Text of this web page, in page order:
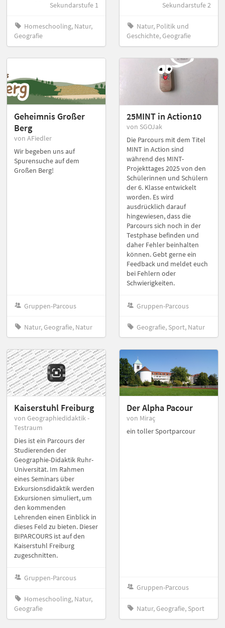
Sekundarstufe 1
Homeschooling, Natur,
Geografie
Sekundarstufe 2
Natur, Politik und
Geschichte, Geografie
Geheimnis Großer
Berg
von AFiedler
Wir begeben uns auf
Spurensuche auf dem
Großen Berg!
Gruppen-Parcous
Natur, Geografie, Natur
25MINT in Action10
von SGOJak
Die Parcours mit dem Titel
MINT in Action sind
während des MINT-
Projekttages 2025 von den
Schülerinnen und Schülern
der 6. Klasse entwickelt
worden. Es wird
ausdrücklich darauf
hingewiesen, dass die
Parcours sich noch in der
Testphase befinden und
daher Fehler beinhalten
können. Gebt gerne ein
Feedback und meldet euch
bei Fehlern oder
Schwierigkeiten.
Gruppen-Parcous
Geografie, Sport, Natur
Kaiserstuhl Freiburg
von Geographiedidaktik -
Testraum
Dies ist ein Parcours der
Studierenden der
Geographie-Didaktik Ruhr-
Universität. Im Rahmen
eines Seminars über
Exkursionsdidaktik werden
Exkursionen simuliert, um
den kommenden
Lehrenden einen Einblick in
dieses Feld zu bieten. Dieser
BIPARCOURS ist auf den
Kaiserstuhl Freiburg
zugeschnitten.
Gruppen-Parcous
Homeschooling, Natur,
Geografie
Der Alpha Pacour
von Miraç
ein toller Sportparcour
Gruppen-Parcous
Natur, Geografie, Sport